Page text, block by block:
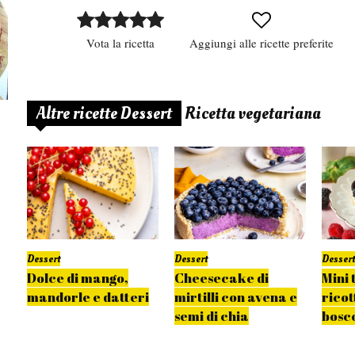
Vota la ricetta Aggiungi alle ricette preferite
Altre ricette Dessert Ricetta vegetariana
Dessert
Dolce di mango,
mandorle e datteri
Dessert
Cheesecake di
mirtilli con avena e
semi di chia
Dessert
Mini